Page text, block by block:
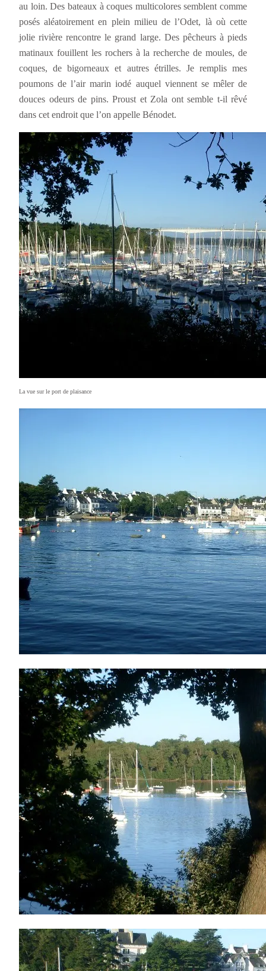
au loin. Des bateaux à coques multicolores semblent comme
posés aléatoirement en plein milieu de l’Odet, là où cette
jolie rivière rencontre le grand large. Des pêcheurs à pieds
matinaux fouillent les rochers à la recherche de moules, de
coques, de bigorneaux et autres étrilles. Je remplis mes
poumons de l’air marin iodé auquel viennent se mêler de
douces odeurs de pins. Proust et Zola ont semble t-il rêvé
dans cet endroit que l’on appelle Bénodet.
La vue sur le port de plaisance